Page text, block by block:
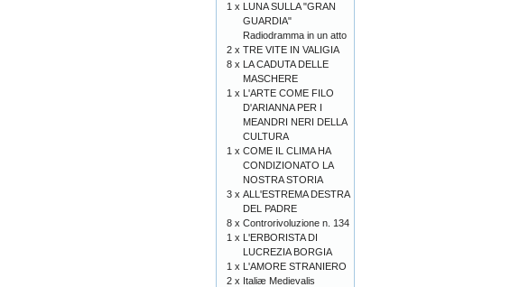
1 x LUNA SULLA "GRAN
GUARDIA"
Radiodramma in un atto
2 x TRE VITE IN VALIGIA
8 x LA CADUTA DELLE
MASCHERE
1 x L'ARTE COME FILO
D'ARIANNA PER I
MEANDRI NERI DELLA
CULTURA
1 x COME IL CLIMA HA
CONDIZIONATO LA
NOSTRA STORIA
3 x ALL'ESTREMA DESTRA
DEL PADRE
8 x Controrivoluzione n. 134
1 x L'ERBORISTA DI
LUCREZIA BORGIA
1 x L'AMORE STRANIERO
2 x Italiæ Medievalis